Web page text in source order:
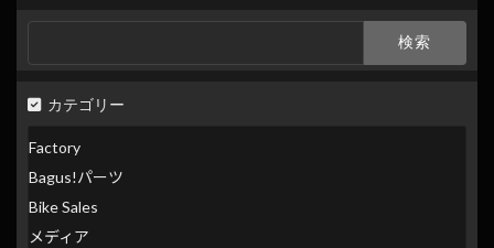
カテゴリー
Factory
Bagus!パーツ
Bike Sales
メディア